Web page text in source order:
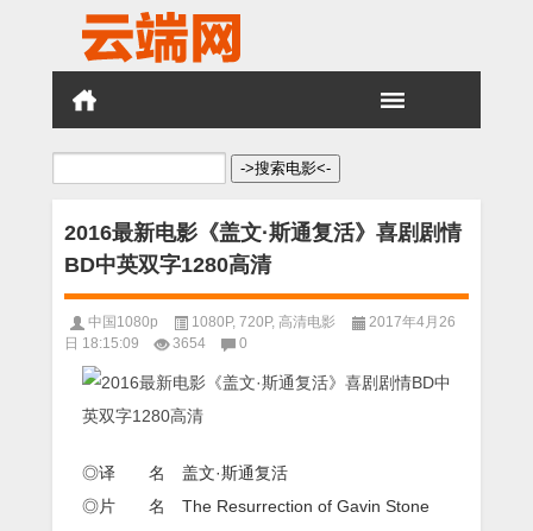
搜
2016最新电影《盖文·斯通复活》喜剧剧情
BD中英双字1280高清
中国1080p 1080P, 720P, 高清电影
2017年4月26
日 18:15:09
3654 0
◎译 名 盖文·斯通复活
◎片 名 The Resurrection of Gavin Stone